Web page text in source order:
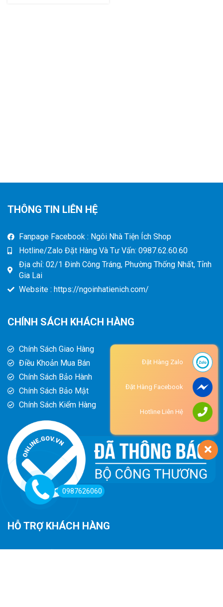
THÔNG TIN LIÊN HỆ
Fanpage Facebook : Ngôi Nhà Tiện Ích Shop
Hotline/Zalo Đặt Hàng Và Tư Vấn: 0987.62.60.60
Địa chỉ: 02/1 Đinh Công Tráng, Phường Thống Nhất, Tỉnh
Gia Lai
Website : https://ngoinhatienich.com/
CHÍNH SÁCH KHÁCH HÀNG
Chính Sách Giao Hàng
Điều Khoản Mua Bán
Chính Sách Bảo Hành
Chính Sách Bảo Mật
Chính Sách Kiểm Hàng
HỖ TRỢ KHÁCH HÀNG
0987626060
Đặt Hàng Zalo
Đặt Hàng Facebook
Hotline Liên Hệ